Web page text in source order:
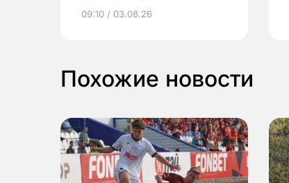
выиграть призы
09:10 / 03.08.26
Похожие новости